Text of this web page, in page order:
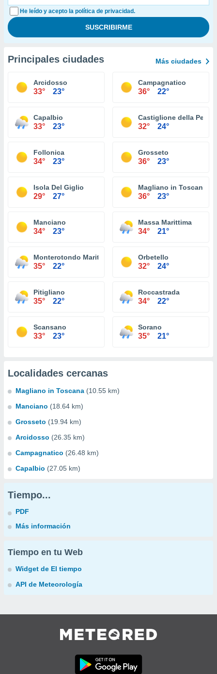
He leído y acepto la política de privacidad.
Principales ciudades Más ciudades
Arcidosso
33° 23°
Campagnatico
36° 22°
Capalbio
33° 23°
Castiglione della
32° 24°
Follonica
34° 23°
Grosseto
36° 23°
Isola Del Giglio
29° 27°
Magliano in Toscana
36° 23°
Manciano
34° 23°
Massa Marittima
34° 21°
Monterotondo Marittimo
35° 22°
Orbetello
32° 24°
Pitigliano
35° 22°
Roccastrada
34° 22°
Scansano
33° 23°
Sorano
35° 21°
Localidades cercanas
Magliano in Toscana (10.55 km)
Manciano (18.64 km)
Grosseto (19.94 km)
Arcidosso (26.35 km)
Campagnatico (26.48 km)
Capalbio (27.05 km)
Tiempo...
PDF
Más información
Tiempo en tu Web
Widget de El tiempo
API de Meteorología